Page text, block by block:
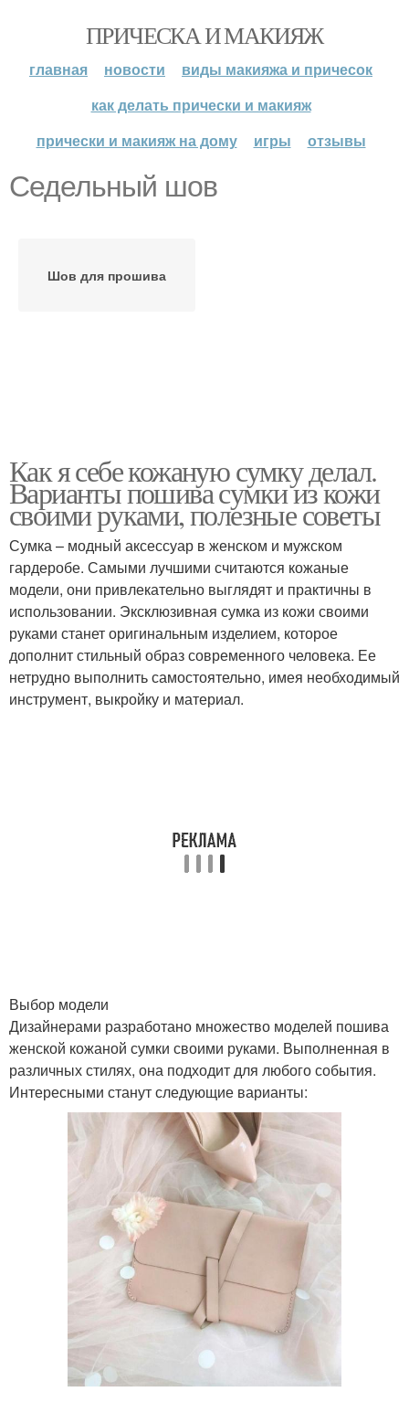
ПРИЧЕСКА И МАКИЯЖ
главная новости
виды макияжа и причесок
как делать прически и макияж
прически и макияж на дому
игры отзывы
Седельный шов
Шов для прошива
Как я себе кожаную сумку делал.
Варианты пошива сумки из кожи
своими руками, полезные советы
Сумка – модный аксессуар в женском и мужском
гардеробе. Самыми лучшими считаются кожаные
модели, они привлекательно выглядят и практичны в
использовании. Эксклюзивная сумка из кожи своими
руками станет оригинальным изделием, которое
дополнит стильный образ современного человека. Ее
нетрудно выполнить самостоятельно, имея необходимый
инструмент, выкройку и материал.
Выбор модели
Дизайнерами разработано множество моделей пошива
женской кожаной сумки своими руками. Выполненная в
различных стилях, она подходит для любого события.
Интересными станут следующие варианты: